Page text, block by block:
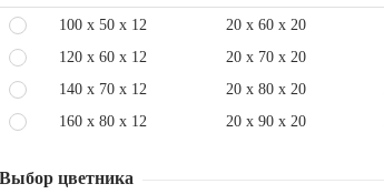
100 x 50 x 12 20 x 60 x 20
120 x 60 x 12
20 x 70 x 20
140 x 70 x 12
20 x 80 x 20
160 x 80 x 12
20 x 90 x 20
Выбор цветника